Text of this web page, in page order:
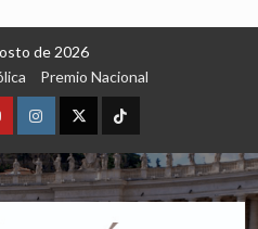
de 2026
Premio Nacional
Instagram
X TikTok